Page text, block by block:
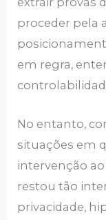
proceder pela
em regra,
No entanto,
situações em
intervenção
restou tão
privacidade,